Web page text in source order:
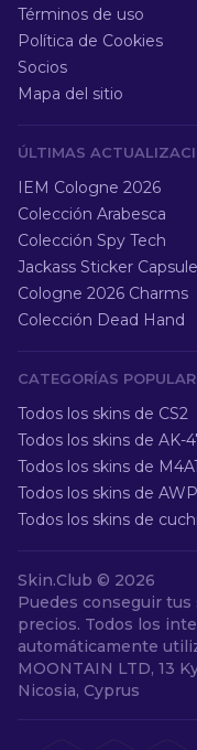
Términos de uso
Política de Cookies
Socios
Mapa del sitio
ÚLTIMAS
IEM Cologne 2026
Colección Arabesca
Colección Spy Tech
Jackass Sticker Capsule
Cologne 2026 Charms
Colección Dead Hand
CATEGORÍAS
Todos los skins de CS2
Todos los skins de AK-
Todos los skins de
Todos los skins de AWP
Todos los skins de
Skin.Club © 2026
Puedes conseguir
precios. Todos los
automáticamente
MOONTAIN LTD, 13
Nicosia, Cyprus